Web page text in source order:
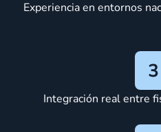
Experiencia en entornos
Integración real entre